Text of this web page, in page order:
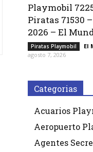
Playmobil
Piratas 71530
2026 – El
Piratas Playmobil El
agosto 7, 2026
Categorias
Acuarios
Aeropuerto
Agentes